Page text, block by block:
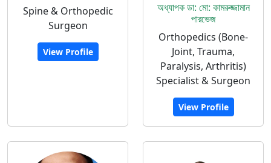
Spine & Orthopedic
Surgeon
View Profile
অধ্যাপক ডা: মো: কামরুজ্জামান
পারভেজ
Orthopedics (Bone-
Joint, Trauma,
Paralysis, Arthritis)
Specialist & Surgeon
View Profile